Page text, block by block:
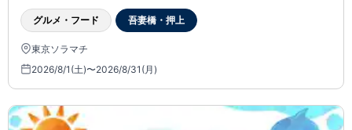
グルメ・フード 吾妻橋・押上
東京ソラマチ
2026/8/1(土)〜2026/8/31(月)